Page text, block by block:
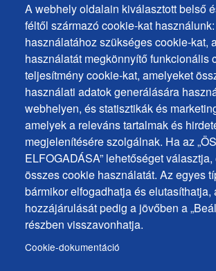
A webhely oldalain kiválasztott belső
féltől származó cookie-kat
használatához szükséges cookie-kat,
használatát megkönnyítő funkcionális
teljesítmény cookie-kat, amelyeket
használati adatok generálására
webhelyen, és statisztikák és
amelyek a releváns tartalmak és
megjelenítésére szolgálnak. Ha az
ELFOGADÁSA” lehetőséget
összes cookie használatát. Az egyes
bármikor elfogadhatja és elutasíthatja,
hozzájárulását pedig a jövőben a
részben visszavonhatja.
Cookie-dokumentáció
Footer
MENU
Elérhetőségek
Oldaltérkép
Hírek a városból
Footer
Cookies
+
ochrana
osobných
udajov
Hozzáférhetőségi nyilatkozat
Gyakran ismételt kérdések
Személyes adatok védelme
Sütik használata
Sütik beállítások
Javaslatok és visszajelzések